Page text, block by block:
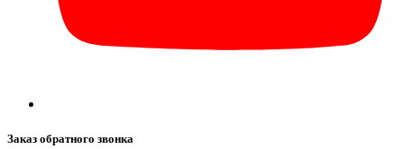
Заказ обратного звонка